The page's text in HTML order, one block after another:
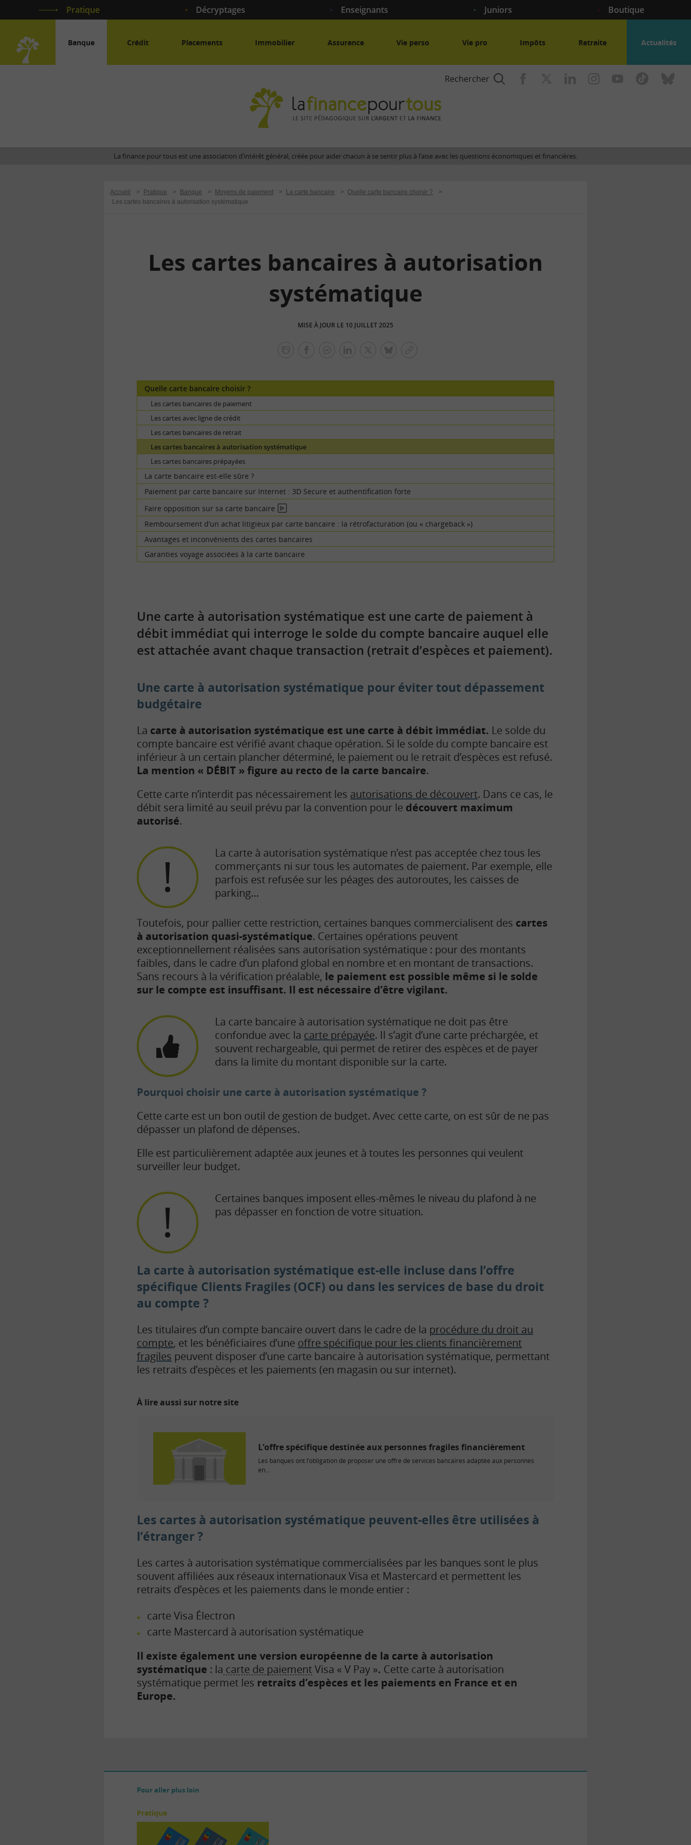
Pratique Décryptages Enseignants Juniors Boutique
Banque Crédit Placements Immobilier Assurance Vie perso Vie pro Impôts Retraite Actualités
Rechercher
finance
site
l'argent
La finance pour tous est une association d’intérêt général, créée pour aider chacun à se sentir plus à l’aise avec les questions économiques et financières.
Accueil > Pratique > Banque > Moyens de paiement > La carte bancaire > Quelle carte bancaire choisir ?
>
Les cartes bancaires à autorisation systématique
Les cartes bancaires à autorisation
systématique
MISE À JOUR LE 10 JUILLET 2025
lien
Quelle carte bancaire choisir ?
Les cartes bancaires de paiement
Les cartes avec ligne de crédit
Les cartes bancaires de retrait
Les cartes bancaires à autorisation systématique
Les cartes bancaires prépayées
La carte bancaire est-elle sûre ?
Paiement par carte bancaire sur Internet : 3D Secure et authentification forte
Faire opposition sur sa carte bancaire En
vidéo
Remboursement d’un achat litigieux par carte bancaire : la rétrofacturation (ou « chargeback »)
Avantages et inconvénients des cartes bancaires
Garanties voyage associées à la carte bancaire
Une carte à autorisation systématique est une carte de paiement à
débit immédiat qui interroge le solde du compte bancaire auquel elle
est attachée avant chaque transaction (retrait d’espèces et paiement).
Une carte à autorisation systématique pour éviter tout dépassement
budgétaire
La carte à autorisation systématique est une carte à débit immédiat. Le solde du
compte bancaire est vérifié avant chaque opération. Si le solde du compte bancaire est
inférieur à un certain plancher déterminé, le paiement ou le retrait d’espèces est refusé.
La mention « DÉBIT » figure au recto de la carte bancaire.
Cette carte n’interdit pas nécessairement les autorisations de découvert. Dans ce cas, le
débit sera limité au seuil prévu par la convention pour le découvert maximum
autorisé.
La carte à autorisation systématique n’est pas acceptée chez tous les
commerçants ni sur tous les automates de paiement. Par exemple, elle
parfois est refusée sur les péages des autoroutes, les caisses de
parking…
Toutefois, pour pallier cette restriction, certaines banques commercialisent des cartes
à autorisation quasi-systématique. Certaines opérations peuvent
exceptionnellement réalisées sans autorisation systématique : pour des montants
faibles, dans le cadre d’un plafond global en nombre et en montant de transactions.
Sans recours à la vérification préalable, le paiement est possible même si le solde
sur le compte est insuffisant. Il est nécessaire d’être vigilant.
La carte bancaire à autorisation systématique ne doit pas être
confondue avec la carte prépayée. Il s’agit d’une carte préchargée, et
souvent rechargeable, qui permet de retirer des espèces et de payer
dans la limite du montant disponible sur la carte.
Pourquoi choisir une carte à autorisation systématique ?
Cette carte est un bon outil de gestion de budget. Avec cette carte, on est sûr de ne pas
dépasser un plafond de dépenses.
Elle est particulièrement adaptée aux jeunes et à toutes les personnes qui veulent
surveiller leur budget.
Certaines banques imposent elles-mêmes le niveau du plafond à ne
pas dépasser en fonction de votre situation.
La carte à autorisation systématique est-elle incluse dans l’offre
spécifique Clients Fragiles (OCF) ou dans les services de base du droit
au compte ?
Les titulaires d’un compte bancaire ouvert dans le cadre de la procédure du droit au
compte, et les bénéficiaires d’une offre spécifique pour les clients financièrement
fragiles peuvent disposer d’une carte bancaire à autorisation systématique, permettant
les retraits d’espèces et les paiements (en magasin ou sur internet).
À lire aussi sur notre site
L’offre spécifique destinée aux personnes fragiles financièrement
Les banques ont l’obligation de proposer une offre de services bancaires adaptée aux personnes
en...
Les cartes à autorisation systématique peuvent-elles être utilisées à
l’étranger ?
Les cartes à autorisation systématique commercialisées par les banques sont le plus
souvent affiliées aux réseaux internationaux Visa et Mastercard et permettent les
retraits d’espèces et les paiements dans le monde entier :
carte Visa Électron
carte Mastercard à autorisation systématique
Il existe également une version européenne de la carte à autorisation
systématique : la carte de paiementVisa « V Pay ». Cette carte à autorisation
systématique permet les retraits d’espèces et les paiements en France et en
Europe.
Pour aller plus loin
Pratique